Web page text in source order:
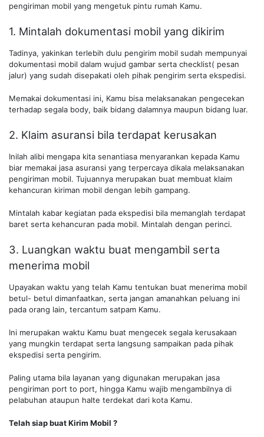
pengiriman mobil yang mengetuk pintu rumah Kamu.
1. Mintalah dokumentasi mobil yang dikirim
Tadinya, yakinkan terlebih dulu pengirim mobil sudah mempunyai
dokumentasi mobil dalam wujud gambar serta checklist( pesan
jalur) yang sudah disepakati oleh pihak pengirim serta ekspedisi.
Memakai dokumentasi ini, Kamu bisa melaksanakan pengecekan
terhadap segala body, baik bidang dalamnya maupun bidang luar.
2. Klaim asuransi bila terdapat kerusakan
Inilah alibi mengapa kita senantiasa menyarankan kepada Kamu
biar memakai jasa asuransi yang terpercaya dikala melaksanakan
pengiriman mobil. Tujuannya merupakan buat membuat klaim
kehancuran kiriman mobil dengan lebih gampang.
Mintalah kabar kegiatan pada ekspedisi bila memanglah terdapat
baret serta kehancuran pada mobil. Mintalah dengan perinci.
3. Luangkan waktu buat mengambil serta
menerima mobil
Upayakan waktu yang telah Kamu tentukan buat menerima mobil
betul- betul dimanfaatkan, serta jangan amanahkan peluang ini
pada orang lain, tercantum satpam Kamu.
Ini merupakan waktu Kamu buat mengecek segala kerusakaan
yang mungkin terdapat serta langsung sampaikan pada pihak
ekspedisi serta pengirim.
Paling utama bila layanan yang digunakan merupakan jasa
pengiriman port to port, hingga Kamu wajib mengambilnya di
pelabuhan ataupun halte terdekat dari kota Kamu.
Telah siap buat Kirim Mobil ?